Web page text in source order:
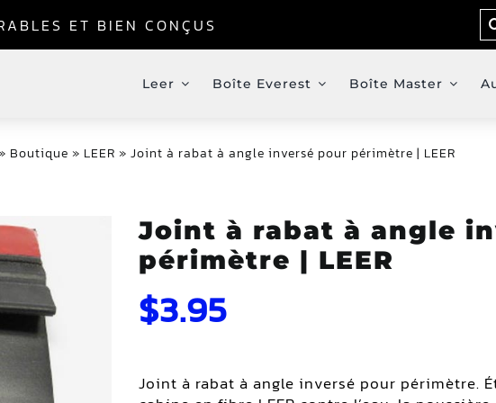
ET BIEN CONÇUS
Leer Boîte Everest Boîte Master
» Boutique » LEER » Joint à rabat à angle inversé pour périmètre | LEER
Joint à rabat à angle
périmètre | LEER
$3.95
Joint à rabat à angle inversé pour périmètre.